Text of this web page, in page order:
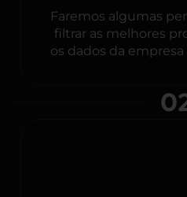
Faremos algumas
filtrar as melhores
os dados da empresa